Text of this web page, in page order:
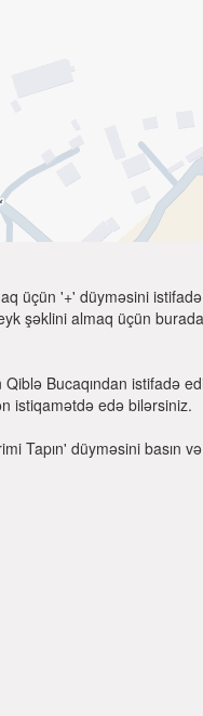
üçün '+' düyməsini
şəklini almaq üçün
Bucaqından istifadə
istiqamətdə edə bilərsiniz.
Tapın' düyməsini basın